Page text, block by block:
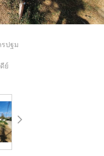
ปฐม
ย์